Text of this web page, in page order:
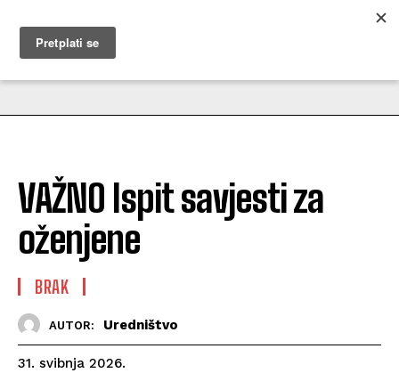
MUŽEVNI BUDITE
VAŽNO Ispit savjesti za
oženjene
BRAK
AUTOR: Uredništvo
31. svibnja 2026.